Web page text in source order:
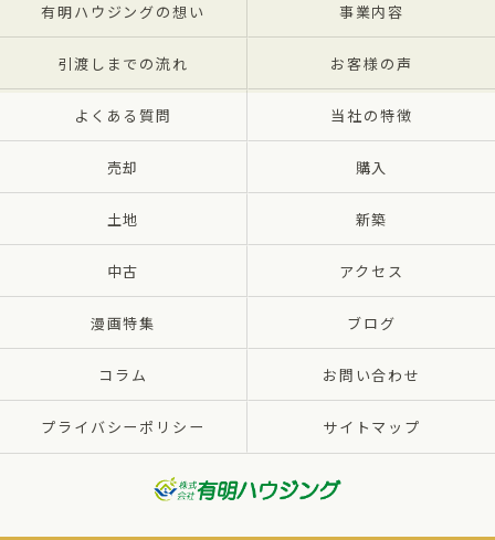
有明ハウジングの想い 事業内容
引渡しまでの流れ お客様の声
よくある質問 当社の特徴
売却 購入
土地 新築
中古 アクセス
漫画特集 ブログ
コラム お問い合わせ
プライバシーポリシー サイトマップ